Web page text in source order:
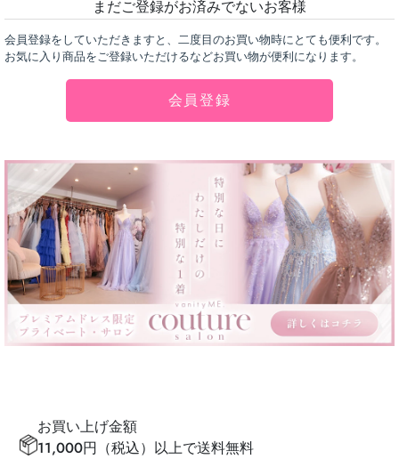
まだご登録がお済みでないお客様
会員登録をしていただきますと、二度目のお買い物時にとても便利です。
お気に入り商品をご登録いただけるなどお買い物が便利になります。
会員登録
お買い上げ金額
11,000円（税込）以上で送料無料